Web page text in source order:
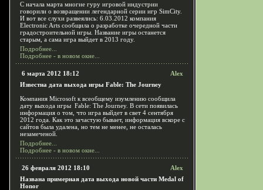
С начала марта многие гуру игровой индустрии
говорили о возвращении легендарной серии игр SimCity.
И вот все слухи развеялись: 6.03.2012 компания
Electronic Arts сообщила о разработке очередной части
градостроительной игры. Название игры останется
старым, а сама игра выйдет в 2013 году.
Подробнее...
Подробнее - в новом окне...
6 марта 2012 18:12
Alex
Известна дата выхода игры Fable: The Journey
Компания Microsoft к всеобщему изумлению сообщила
дату выхода игры Fable: The Journey. В сети появилась
информация о том, что игра выйдет в свет 4 сентября
2012 года. Как это зачастую бывает, информация вскоре с
сайтов была удалена, но тем не менее, не осталась
незамеченой.
Подробнее...
Подробнее - в новом окне...
26 февраля 2012 18:10
Alex
Названа примерная дата выхода новой части Medal of
Honor